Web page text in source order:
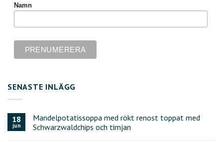
Namn
SENASTE INLÄGG
18
jun
Mandelpotatissoppa med rökt renost toppat med
Schwarzwaldchips och timjan